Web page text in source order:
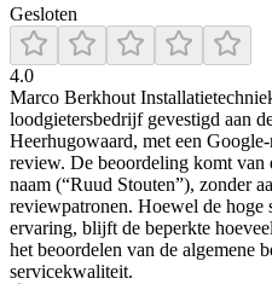
Gesloten
4.0
Marco Berkhout
loodgietersbedrijf gevestigd aan
Heerhugowaard, met een
review. De beoordeling komt van
naam (“Ruud Stouten”), zonder
reviewpatronen. Hoewel de hoge
ervaring, blijft de beperkte
het beoordelen van de algemene
servicekwaliteit.